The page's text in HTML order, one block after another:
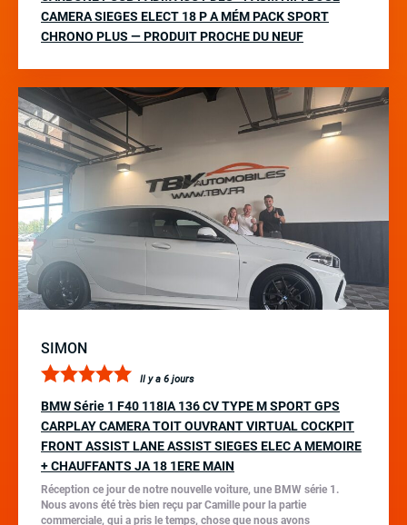
CAMERA SIEGES ELECT 18 P A MÉM PACK SPORT
CHRONO PLUS — PRODUIT PROCHE DU NEUF
SIMON
Il y a 6 jours
BMW Série 1 F40 118IA 136 CV TYPE M SPORT GPS
CARPLAY CAMERA TOIT OUVRANT VIRTUAL COCKPIT
FRONT ASSIST LANE ASSIST SIEGES ELEC A MEMOIRE
+ CHAUFFANTS JA 18 1ERE MAIN
Réception ce jour de notre nouvelle voiture, une BMW série 1.
Nous avons été très bien reçu par Camille pour la partie
commerciale, qui a pris le temps, chose que nous avons